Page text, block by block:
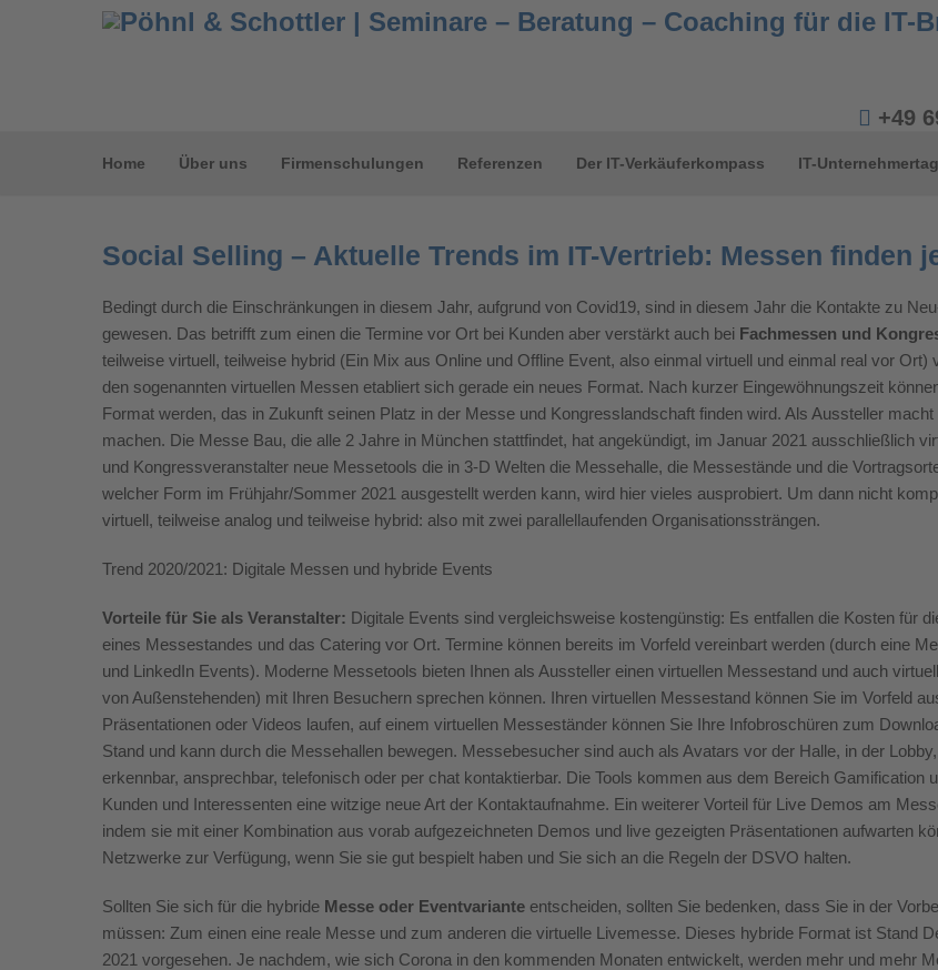
+49
Home Über uns Firmenschulungen Referenzen Der IT-Verkäuferkompass IT-Unternehmertag
Social Selling – Aktuelle Trends im IT-Vertrieb: Messen finden
Bedingt durch die Einschränkungen in diesem Jahr, aufgrund von Covid19, sind in diesem Jahr die Kontakte zu
gewesen. Das betrifft zum einen die Termine vor Ort bei Kunden aber verstärkt auch bei Fachmessen und
teilweise virtuell, teilweise hybrid (Ein Mix aus Online und Offline Event, also einmal virtuell und einmal real vor
den sogenannten virtuellen Messen etabliert sich gerade ein neues Format. Nach kurzer Eingewöhnungszeit
Format werden, das in Zukunft seinen Platz in der Messe und Kongresslandschaft finden wird. Als Aussteller
machen. Die Messe Bau, die alle 2 Jahre in München stattfindet, hat angekündigt, im Januar 2021 ausschließlich
und Kongressveranstalter neue Messetools die in 3-D Welten die Messehalle, die Messestände und die
welcher Form im Frühjahr/Sommer 2021 ausgestellt werden kann, wird hier vieles ausprobiert. Um dann nicht
virtuell, teilweise analog und teilweise hybrid: also mit zwei parallellaufenden Organisationssträngen.
Trend 2020/2021: Digitale Messen und hybride Events
Vorteile für Sie als Veranstalter: Digitale Events sind vergleichsweise kostengünstig: Es entfallen die Kosten für
eines Messestandes und das Catering vor Ort. Termine können bereits im Vorfeld vereinbart werden (durch eine
und LinkedIn Events). Moderne Messetools bieten Ihnen als Aussteller einen virtuellen Messestand und auch
von Außenstehenden) mit Ihren Besuchern sprechen können. Ihren virtuellen Messestand können Sie im Vorfeld
Präsentationen oder Videos laufen, auf einem virtuellen Messeständer können Sie Ihre Infobroschüren zum
Stand und kann durch die Messehallen bewegen. Messebesucher sind auch als Avatars vor der Halle, in der
erkennbar, ansprechbar, telefonisch oder per chat kontaktierbar. Die Tools kommen aus dem Bereich Gamification
Kunden und Interessenten eine witzige neue Art der Kontaktaufnahme. Ein weiterer Vorteil für Live Demos am
indem sie mit einer Kombination aus vorab aufgezeichneten Demos und live gezeigten Präsentationen aufwarten
Netzwerke zur Verfügung, wenn Sie sie gut bespielt haben und Sie sich an die Regeln der DSVO halten.
Sollten Sie sich für die hybride Messe oder Eventvariante entscheiden, sollten Sie bedenken, dass Sie in der
müssen: Zum einen eine reale Messe und zum anderen die virtuelle Livemesse. Dieses hybride Format ist Stand
2021 vorgesehen. Je nachdem, wie sich Corona in den kommenden Monaten entwickelt, werden mehr und mehr